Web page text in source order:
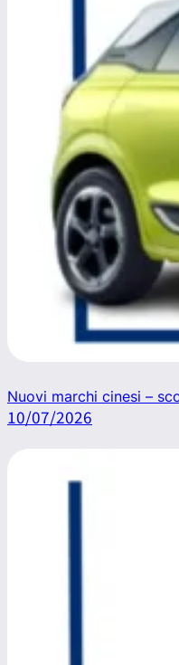
Nuovi marchi cinesi –
10/07/2026